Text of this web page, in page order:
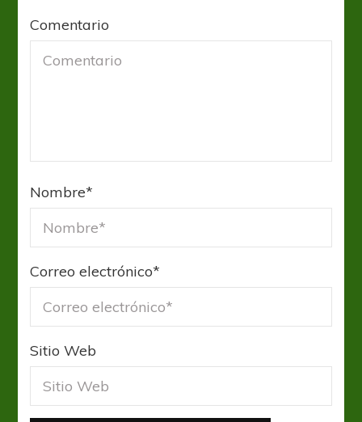
Comentario
Nombre*
Correo electrónico*
Sitio Web